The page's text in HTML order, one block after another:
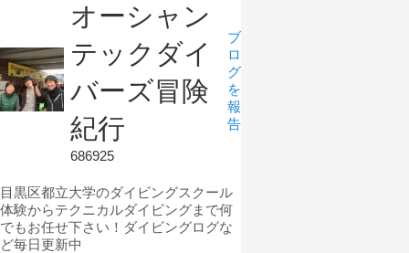
オーシャン
テックダイ
バーズ冒険
紀行
686925
ブ
ロ
グ
を
報
告
目黒区都立大学のダイビングスクール
体験からテクニカルダイビングまで何
でもお任せ下さい！ダイビングログな
ど毎日更新中